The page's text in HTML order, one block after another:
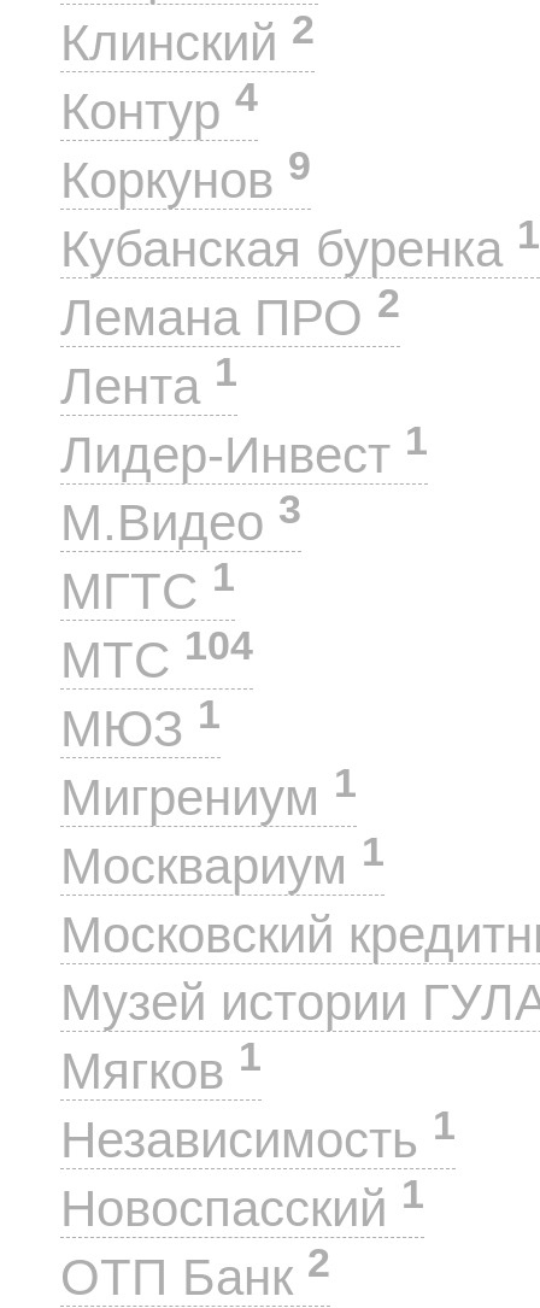
Клинский 2
Контур 4
Коркунов 9
Кубанская буренка 1
Лемана ПРО 2
Лента 1
Лидер-Инвест 1
М.Видео 3
МГТС 1
МТС 104
МЮЗ 1
Мигрениум 1
Москвариум 1
Московский
Музей истории
Мягков 1
Независимость 1
Новоспасский 1
ОТП Банк 2